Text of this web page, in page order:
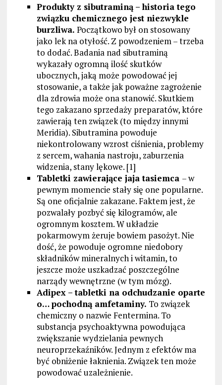
Produkty z sibutraminą – historia tego
związku chemicznego jest niezwykle
burzliwa. Początkowo był on stosowany
jako lek na otyłość. Z powodzeniem – trzeba
to dodać. Badania nad sibutraminą
wykazały ogromną ilość skutków
ubocznych, jaką może powodować jej
stosowanie, a także jak poważne zagrożenie
dla zdrowia może ona stanowić. Skutkiem
tego zakazano sprzedaży preparatów, które
zawierają ten związek (to między innymi
Meridia). Sibutramina powoduje
niekontrolowany wzrost ciśnienia, problemy
z sercem, wahania nastroju, zaburzenia
widzenia, stany lękowe. [1]
Tabletki zawierające jaja tasiemca – w
pewnym momencie stały się one popularne.
Są one oficjalnie zakazane. Faktem jest, że
pozwalały pozbyć się kilogramów, ale
ogromnym kosztem. W układzie
pokarmowym żeruje bowiem pasożyt. Nie
dość, że powoduje ogromne niedobory
składników mineralnych i witamin, to
jeszcze może uszkadzać poszczególne
narządy wewnętrzne (w tym mózg).
Adipex – tabletki na odchudzanie oparte
o… pochodną amfetaminy. To związek
chemiczny o nazwie Fentermina. To
substancja psychoaktywna powodująca
zwiększanie wydzielania pewnych
neuroprzekaźników. Jednym z efektów ma
być obniżenie łaknienia. Związek ten może
powodować uzależnienie.